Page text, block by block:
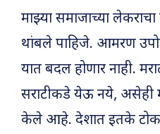
माझ्या समाजाच्या
थांबले पाहिजे. आमरण
यात बदल होणार नाही.
सराटीकडे येऊ नये, असेही
केले आहे. देशात इतके